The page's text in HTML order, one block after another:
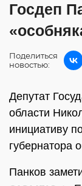
Госдеп
Поделиться
новостью:
Депутат
области
инициативу
губернатора
Панков